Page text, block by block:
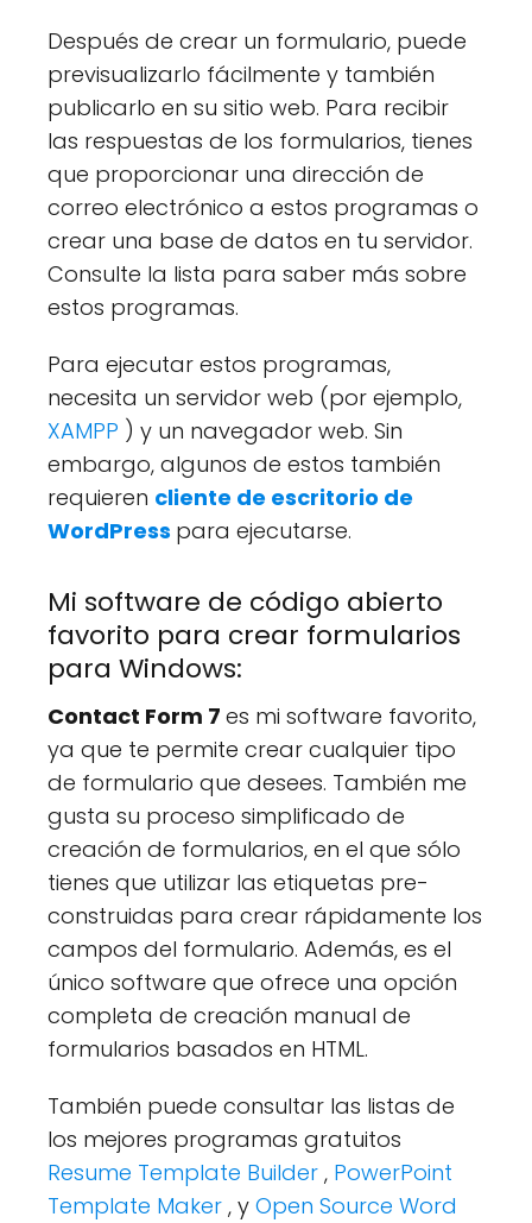
Después de crear un formulario, puede
previsualizarlo fácilmente y también
publicarlo en su sitio web. Para recibir
las respuestas de los formularios, tienes
que proporcionar una dirección de
correo electrónico a estos programas o
crear una base de datos en tu servidor.
Consulte la lista para saber más sobre
estos programas.
Para ejecutar estos programas,
necesita un servidor web (por ejemplo,
XAMPP ) y un navegador web. Sin
embargo, algunos de estos también
requieren cliente de escritorio de
WordPress para ejecutarse.
Mi software de código abierto
favorito para crear formularios
para Windows:
Contact Form 7 es mi software favorito,
ya que te permite crear cualquier tipo
de formulario que desees. También me
gusta su proceso simplificado de
creación de formularios, en el que sólo
tienes que utilizar las etiquetas pre-
construidas para crear rápidamente los
campos del formulario. Además, es el
único software que ofrece una opción
completa de creación manual de
formularios basados en HTML.
También puede consultar las listas de
los mejores programas gratuitos
Resume Template Builder , PowerPoint
Template Maker , y Open Source Word